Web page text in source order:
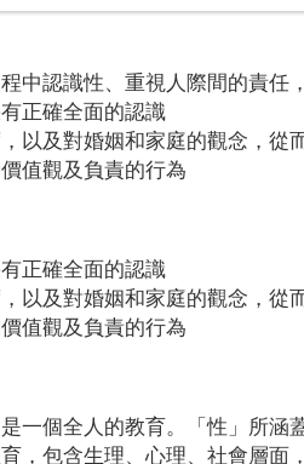
中認識性、重視人際間的責
正確全面的認識
以及對婚姻和家庭的觀念，從
值觀及負責的行為
正確全面的認識
以及對婚姻和家庭的觀念，從
值觀及負責的行為
一個全人的教育。「性」所
，包含生理、心理、社會層面